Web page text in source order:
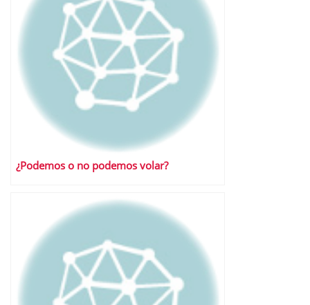
¿Podemos o no podemos volar?